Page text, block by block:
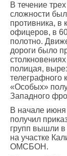
В течение
сложности
противника, в
офицеров, в
полотно.
дороги было
полицая,
телеграфного
«Особых»
Западного
В начале
получил
групп вышли
на участке
ОМСБОН.